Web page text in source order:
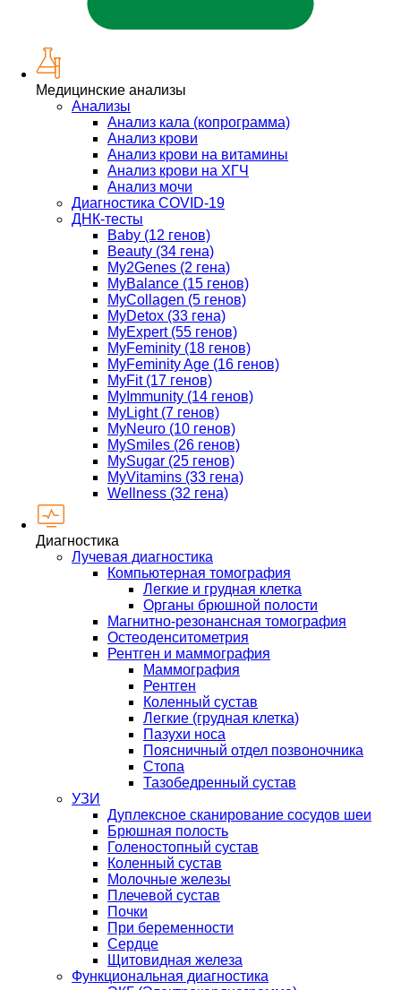
Медицинские анализы
Анализы
Анализ кала (копрограмма)
Анализ крови
Анализ крови на витамины
Анализ крови на ХГЧ
Анализ мочи
Диагностика COVID-19
ДНК-тесты
Baby (12 генов)
Beauty (34 гена)
My2Genes (2 гена)
MyBalance (15 генов)
MyCollagen (5 генов)
MyDetox (33 гена)
MyExpert (55 генов)
MyFeminity (18 генов)
MyFeminity Age (16 генов)
MyFit (17 генов)
MyImmunity (14 генов)
MyLight (7 генов)
MyNeuro (10 генов)
MySmiles (26 генов)
MySugar (25 генов)
MyVitamins (33 гена)
Wellness (32 гена)
Диагностика
Лучевая диагностика
Компьютерная томография
Легкие и грудная клетка
Органы брюшной полости
Магнитно-резонансная томография
Остеоденситометрия
Рентген и маммография
Маммография
Рентген
Коленный сустав
Легкие (грудная клетка)
Пазухи носа
Поясничный отдел позвоночника
Стопа
Тазобедренный сустав
УЗИ
Дуплексное сканирование сосудов шеи
Брюшная полость
Голеностопный сустав
Коленный сустав
Молочные железы
Плечевой сустав
Почки
При беременности
Сердце
Щитовидная железа
Функциональная диагностика